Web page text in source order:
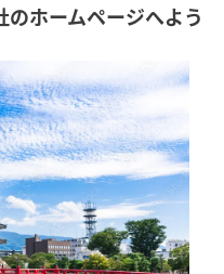
ホームページへよう